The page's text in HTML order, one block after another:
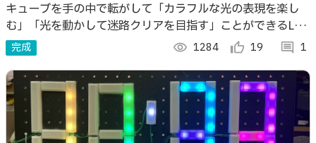
キューブを手の中で転がして「カラフルな光の表現を楽し
む」「光を動かして迷路クリアを目指す」ことができるLED
を全面にちりばめた作品
完成 visibility 1284 thumb_up_alt 19 comment 1